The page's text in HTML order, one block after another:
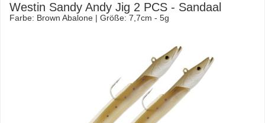
Westin Sandy Andy Jig 2 PCS - Sandaal
Farbe: Brown Abalone | Größe: 7,7cm - 5g